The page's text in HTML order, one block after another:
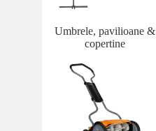
Umbrele, pavilioane &
copertine